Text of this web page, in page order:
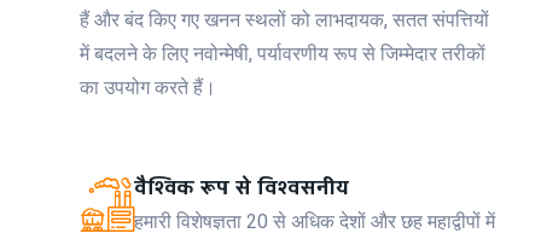
हैं और बंद किए गए खनन स्थलों को लाभदायक, सतत संपत्तियों
में बदलने के लिए नवोन्मेषी, पर्यावरणीय रूप से जिम्मेदार तरीकों
का उपयोग करते हैं।
वैश्विक रूप से विश्वसनीय
हमारी विशेषज्ञता 20 से अधिक देशों और छह महाद्वीपों में